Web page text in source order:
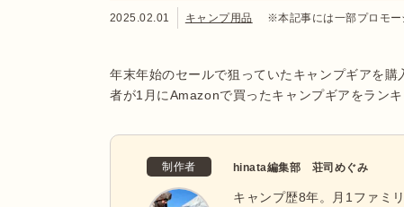
2025.02.01 キャンプ用品 ※本記事には一部プロモー
年末年始のセールで狙っていたキャンプギアを
者が1月にAmazonで買ったキャンプギアをラン
制作者 hinata編集部 荘司めぐみ
キャンプ歴8年。月1ファミ